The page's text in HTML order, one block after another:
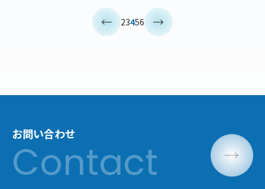
23456
お問い合わせ